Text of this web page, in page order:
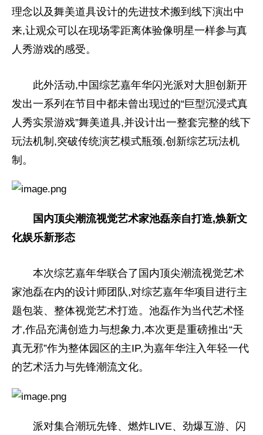
理念以及舞美道具设计的先进技术搬到线下演出中
来,让观众可以在现场零距离体验像明星一样参与真
人秀游戏的感受。
此外活动,中国综艺嘉年华闪光派对大胆创新开
发出一系列在节目中都未曾出现过的“巨型沉浸式真
人秀实景游戏”舞美道具,并设计出一整套完整的线下
玩法机制,突破传统演艺模式瓶颈,创新综艺玩法机
制。
国内顶尖潮流视觉艺术家池磊亲自打造,焕新文
化娱乐新形态
本次综艺嘉年华联合了国内顶尖潮流视觉艺术
家池磊在内的设计师团队,对综艺嘉年华项目进行主
题包装、整体视觉艺术打造。池磊作为当代艺术怪
才,作品充满创造力与想象力,本次更是重磅推出“天
真无邪”作为整体园区的主IP,为嘉年华注入年轻一代
的艺术活力与先锋潮流文化。
派对集合潮玩先锋、燃炸LIVE、劲爆互游、闪